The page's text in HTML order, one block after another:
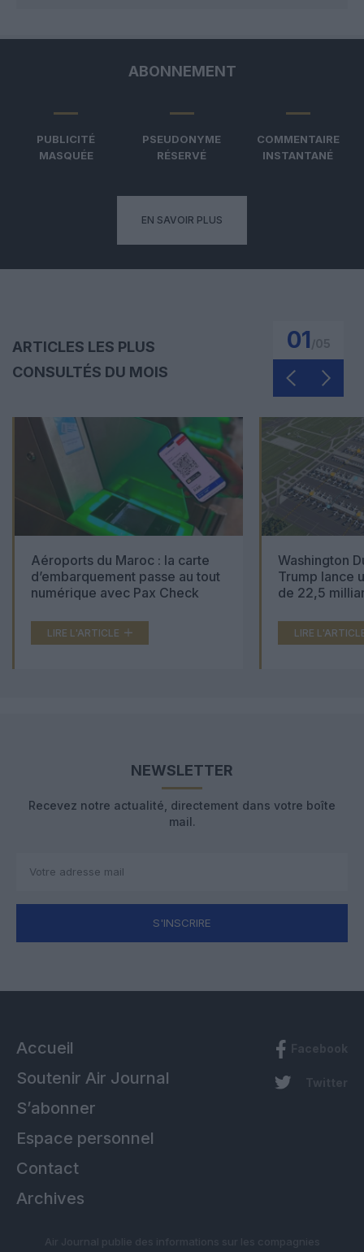
ABONNEMENT
PUBLICITÉ
MASQUÉE
PSEUDONYME
RÉSERVÉ
COMMENTAIRE
INSTANTANÉ
EN SAVOIR PLUS
ARTICLES LES PLUS
CONSULTÉS DU MOIS
01
Aéroports du Maroc : la carte
d’embarquement passe au tout
numérique avec Pax Check
LIRE L'ARTICLE
Washington
Trump lance
de 22,5
LIRE
NEWSLETTER
Recevez notre actualité, directement dans votre boîte
mail.
S'INSCRIRE
Accueil
Soutenir Air Journal
S’abonner
Espace personnel
Contact
Archives